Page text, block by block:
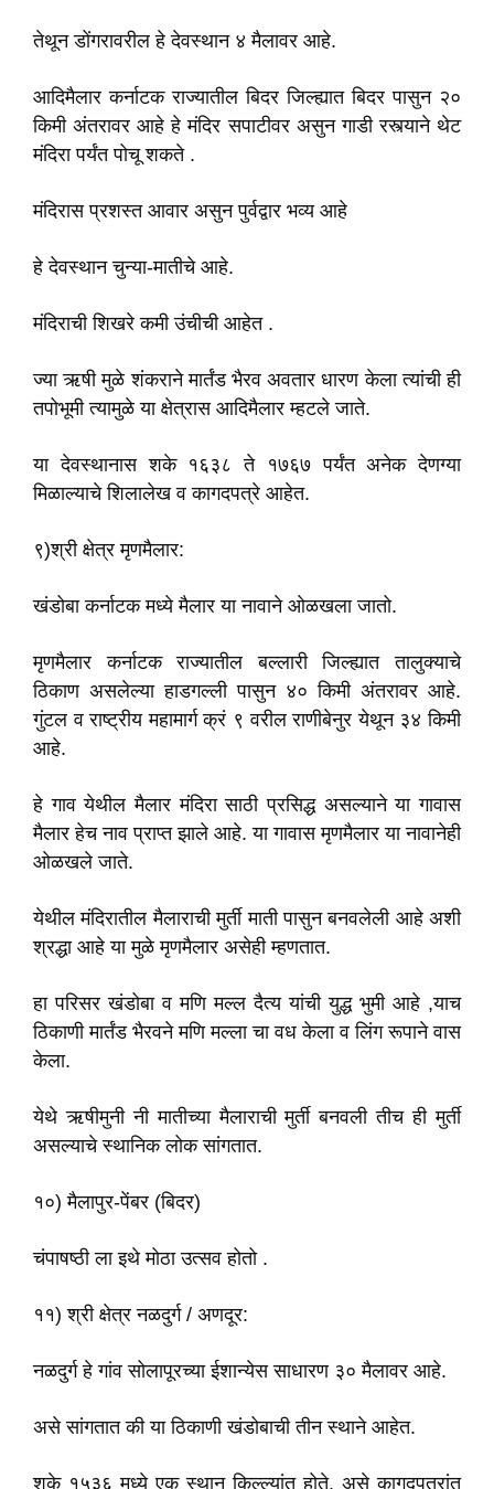
तेथून डोंगरावरील हे देवस्थान ४ मैलावर आहे.
आदिमैलार कर्नाटक राज्यातील बिदर जिल्ह्यात बिदर पासुन २०
किमी अंतरावर आहे हे मंदिर सपाटीवर असुन गाडी रस्त्याने थेट
मंदिरा पर्यंत पोचू शकते .
मंदिरास प्रशस्त आवार असुन पुर्वद्वार भव्य आहे
हे देवस्थान चुन्या-मातीचे आहे.
मंदिराची शिखरे कमी उंचीची आहेत .
ज्या ऋषी मुळे शंकराने मार्तंड भैरव अवतार धारण केला त्यांची ही
तपोभूमी त्यामुळे या क्षेत्रास आदिमैलार म्हटले जाते.
या देवस्थानास शके १६३८ ते १७६७ पर्यंत अनेक देणग्या
मिळाल्याचे शिलालेख व कागदपत्रे आहेत.
९)श्री क्षेत्र मृणमैलार:
खंडोबा कर्नाटक मध्ये मैलार या नावाने ओळखला जातो.
मृणमैलार कर्नाटक राज्यातील बल्लारी जिल्ह्यात तालुक्याचे
ठिकाण असलेल्या हाडगल्ली पासुन ४० किमी अंतरावर आहे.
गुंटल व राष्ट्रीय महामार्ग क्रं ९ वरील राणीबेनुर येथून ३४ किमी
आहे.
हे गाव येथील मैलार मंदिरा साठी प्रसिद्ध असल्याने या गावास
मैलार हेच नाव प्राप्त झाले आहे. या गावास मृणमैलार या नावानेही
ओळखले जाते.
येथील मंदिरातील मैलाराची मुर्ती माती पासुन बनवलेली आहे अशी
श्रद्धा आहे या मुळे मृणमैलार असेही म्हणतात.
हा परिसर खंडोबा व मणि मल्ल दैत्य यांची युद्ध भुमी आहे ,याच
ठिकाणी मार्तंड भैरवने मणि मल्ला चा वध केला व लिंग रूपाने वास
केला.
येथे ऋषीमुनी नी मातीच्या मैलाराची मुर्ती बनवली तीच ही मुर्ती
असल्याचे स्थानिक लोक सांगतात.
१०) मैलापुर-पेंबर (बिदर)
चंपाषष्ठी ला इथे मोठा उत्सव होतो .
११) श्री क्षेत्र नळदुर्ग / अणदूर:
नळदुर्ग हे गांव सोलापूरच्या ईशान्येस साधारण ३० मैलावर आहे.
असे सांगतात की या ठिकाणी खंडोबाची तीन स्थाने आहेत.
शके १५३६ मध्ये एक स्थान किल्ल्यांत होते. असे कागदपत्रांत